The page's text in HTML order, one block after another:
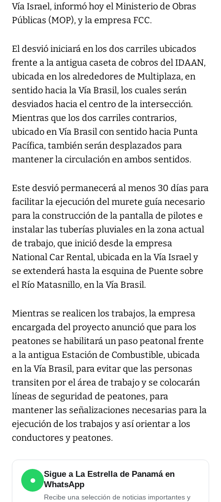
Vía Israel, informó hoy el Ministerio de Obras
Públicas (MOP), y la empresa FCC.
El desvió iniciará en los dos carriles ubicados
frente a la antigua caseta de cobros del IDAAN,
ubicada en los alrededores de Multiplaza, en
sentido hacia la Vía Brasil, los cuales serán
desviados hacia el centro de la intersección.
Mientras que los dos carriles contrarios,
ubicado en Vía Brasil con sentido hacia Punta
Pacífica, también serán desplazados para
mantener la circulación en ambos sentidos.
Este desvió permanecerá al menos 30 días para
facilitar la ejecución del murete guía necesario
para la construcción de la pantalla de pilotes e
instalar las tuberías pluviales en la zona actual
de trabajo, que inició desde la empresa
National Car Rental, ubicada en la Vía Israel y
se extenderá hasta la esquina de Puente sobre
el Río Matasnillo, en la Vía Brasil.
Mientras se realicen los trabajos, la empresa
encargada del proyecto anunció que para los
peatones se habilitará un paso peatonal frente
a la antigua Estación de Combustible, ubicada
en la Vía Brasil, para evitar que las personas
transiten por el área de trabajo y se colocarán
líneas de seguridad de peatones, para
mantener las señalizaciones necesarias para la
ejecución de los trabajos y así orientar a los
conductores y peatones.
●
Sigue a La Estrella de Panamá en
WhatsApp
Recibe una selección de noticias importantes y